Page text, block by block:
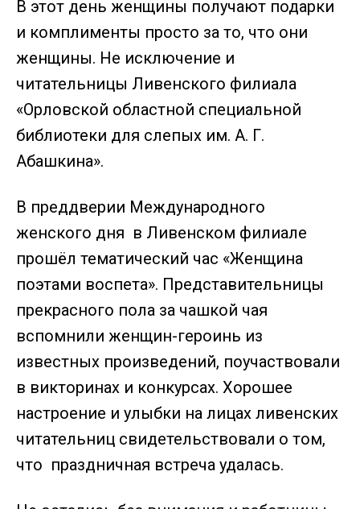
В этот день женщины получают подарки
и комплименты просто за то, что они
женщины. Не исключение и
читательницы Ливенского филиала
«Орловской областной специальной
библиотеки для слепых им. А. Г.
Абашкина».
В преддверии Международного
женского дня в Ливенском филиале
прошёл тематический час «Женщина
поэтами воспета». Представительницы
прекрасного пола за чашкой чая
вспомнили женщин-героинь из
известных произведений, поучаствовали
в викторинах и конкурсах. Хорошее
настроение и улыбки на лицах ливенских
читательниц свидетельствовали о том,
что праздничная встреча удалась.